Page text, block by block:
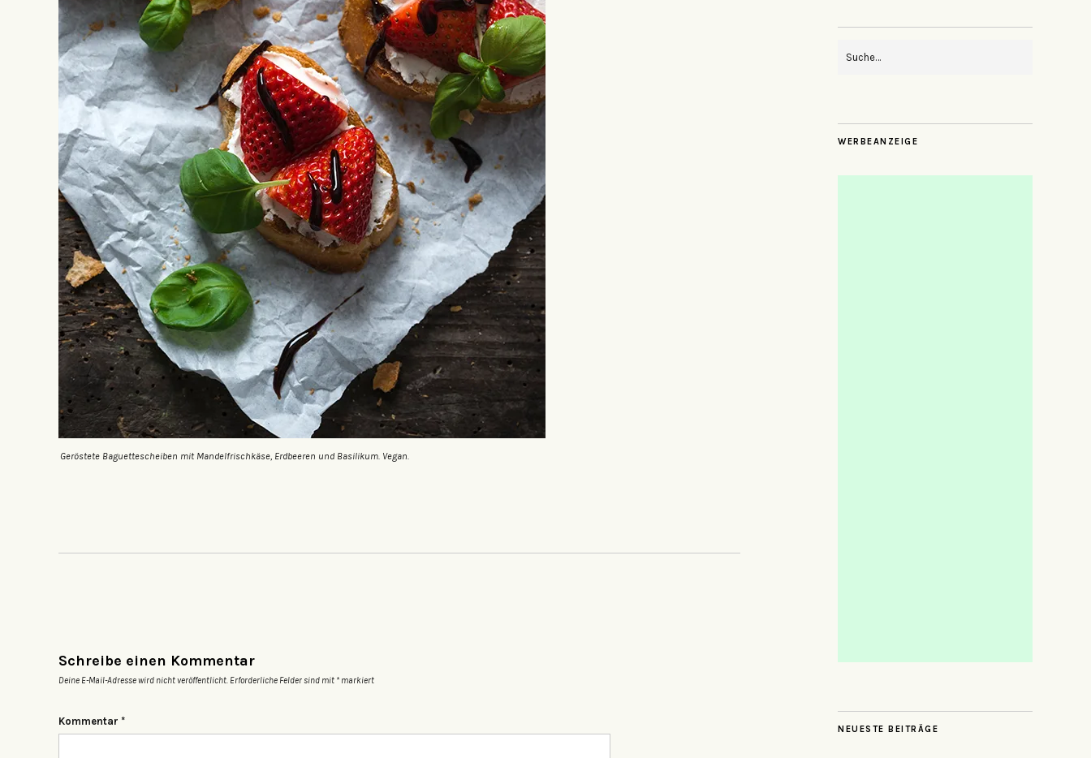
Geröstete Baguettescheiben mit Mandelfrischkäse, Erdbeeren und Basilikum. Vegan.
Schreibe einen Kommentar
Deine E-Mail-Adresse wird nicht veröffentlicht. Erforderliche Felder sind mit * markiert
Kommentar *
WERBEANZEIGE
NEUESTE BEITRÄGE